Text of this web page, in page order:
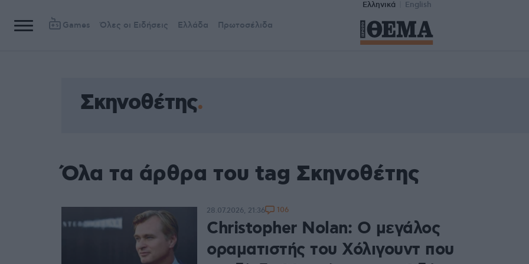
Ελληνικά English
Games Όλες οι Ειδήσεις Ελλάδα Πρωτοσέλιδα
Σκηνοθέτης
Όλα τα άρθρα του tag Σκηνοθέτης
Christopher Nolan: Ο μεγάλος
οραματιστής του Χόλιγουντ που
28.07.2026, 21:36 106